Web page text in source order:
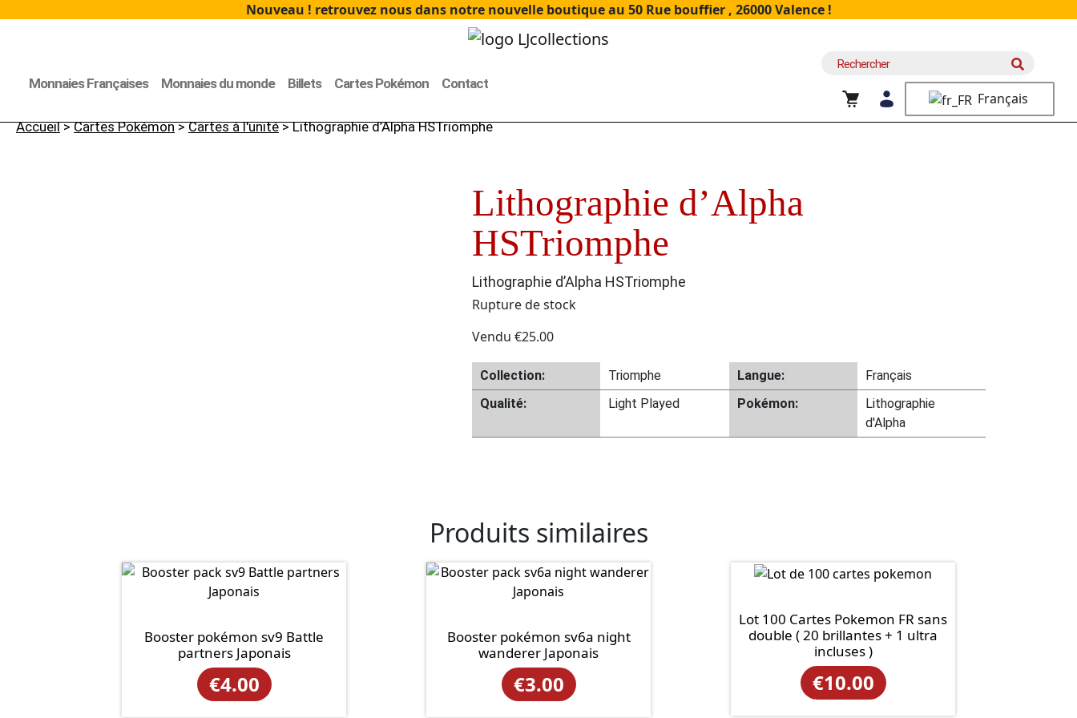
Nouveau ! retrouvez nous dans notre nouvelle boutique au 50 Rue bouffier , 26000 Valence !
Monnaies Françaises Monnaies du monde Billets Cartes Pokémon Contact
Recherche
Français
Accueil>Cartes Pokémon>Cartes à l'unité> Lithographie d’Alpha HSTriomphe
Lithographie d’Alpha
HSTriomphe
Lithographie d’Alpha HSTriomphe
Rupture de stock
Vendu €25.00
Collection: Triomphe Langue:
Français
Qualité:
Light Played Pokémon:
Lithographie
d'Alpha
Produits similaires
Booster pokémon sv9 Battle
partners Japonais
€4.00
Booster pokémon sv6a night
wanderer Japonais
€3.00
Lot 100 Cartes Pokemon FR sans
double ( 20 brillantes + 1 ultra
incluses )
€10.00